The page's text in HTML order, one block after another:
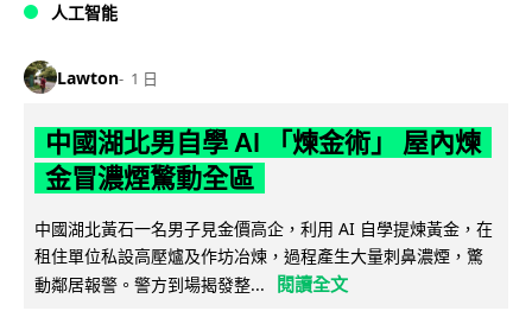
人工智能
Lawton 1 日
中國湖北男自學 AI 「煉金術」 屋內煉
金冒濃煙驚動全區
中國湖北黃石一名男子見金價高企，利用 AI 自學提煉黃金，在
租住單位私設高壓爐及作坊冶煉，過程產生大量刺鼻濃煙，驚
動鄰居報警。警方到場揭發整...
閱讀全文